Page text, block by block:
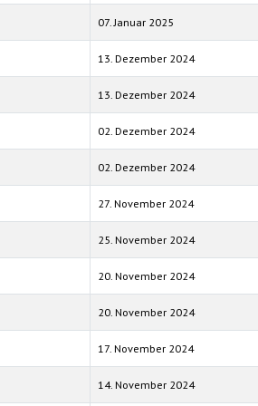
07. Januar 2025
13. Dezember 2024
13. Dezember 2024
02. Dezember 2024
02. Dezember 2024
27. November 2024
25. November 2024
20. November 2024
20. November 2024
17. November 2024
14. November 2024